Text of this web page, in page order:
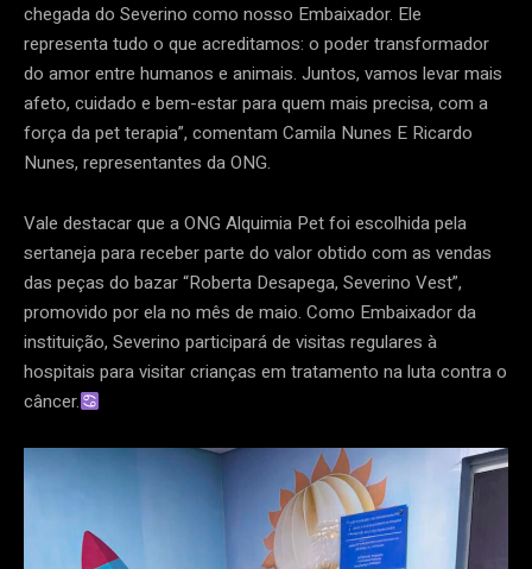
chegada do Severino como nosso Embaixador. Ele
representa tudo o que acreditamos: o poder transformador
do amor entre humanos e animais. Juntos, vamos levar mais
afeto, cuidado e bem-estar para quem mais precisa, com a
força da pet terapia”, comentam Camila Nunes E Ricardo
Nunes, representantes da ONG.
Vale destacar que a ONG Alquimia Pet foi escolhida pela
sertaneja para receber parte do valor obtido com as vendas
das peças do bazar “Roberta Desapega, Severino Vest”,
promovido por ela no mês de maio. Como Embaixador da
instituição, Severino participará de visitas regulares à
hospitais para visitar crianças em tratamento na luta contra o
câncer.